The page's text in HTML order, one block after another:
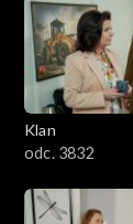
Klan
odc. 3832